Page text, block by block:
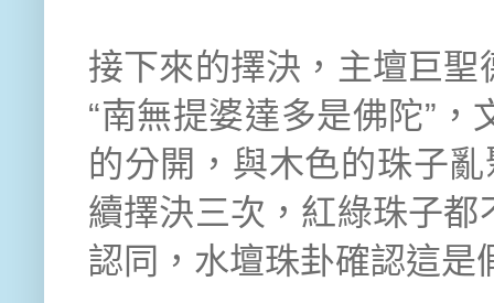
接下來的擇決，主壇巨
“南無提婆達多是佛陀”
的分開，與木色的珠子
續擇決三次，紅綠珠子
認同，水壇珠卦確認這是